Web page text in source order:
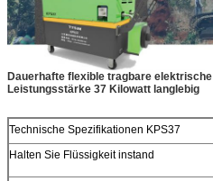
Dauerhafte flexible tragbare
Leistungsstärke 37 Kilowatt langlebig
Technische Spezifikationen KPS37
Halten Sie Flüssigkeit instand